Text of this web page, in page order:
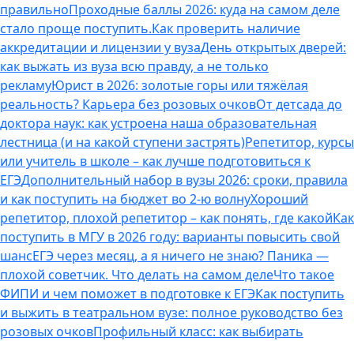
правильноПроходные баллы 2026: куда на самом деле
стало проще поступить.Как проверить наличие
аккредитации и лицензии у вузаДень открытых дверей:
как выжать из вуза всю правду, а не только
рекламуЮрист в 2026: золотые горы или тяжёлая
реальность? Карьера без розовых очковОт детсада до
доктора наук: как устроена наша образовательная
лестница (и на какой ступени застрять)Репетитор, курсы
или учитель в школе – как лучше подготовиться к
ЕГЭДополнительный набор в вузы 2026: сроки, правила
и как поступить на бюджет во 2‑ю волнуХороший
репетитор, плохой репетитор – как понять, где какойКак
поступить в МГУ в 2026 году: варианты повысить свой
шансЕГЭ через месяц, а я ничего не знаю? Паника —
плохой советчик. Что делать на самом делеЧто такое
ФИПИ и чем поможет в подготовке к ЕГЭКак поступить
и выжить в театральном вузе: полное руководство без
розовых очковПрофильный класс: как выбирать